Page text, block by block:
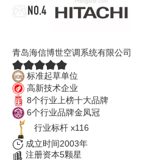
NO.4
青岛海信博世空调系统有限公司
标准起草单位
高新技术企业
8个行业上榜十大品牌
6个行业品牌金凤冠
行业标杆 x116
成立时间2003年
注册资本5颗星